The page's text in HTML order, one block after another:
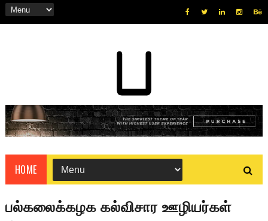
HOME
பல்கலைக்கழக கல்விசார ஊழியர்கள்